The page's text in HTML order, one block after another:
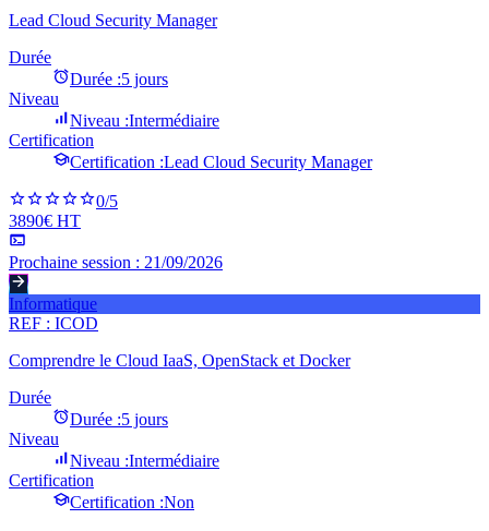
Lead Cloud Security Manager
Durée
Durée :5 jours
Niveau
Niveau :Intermédiaire
Certification
Certification :Lead Cloud Security Manager
0/5
3890€ HT
Prochaine session : 21/09/2026
Informatique
REF : ICOD
Comprendre le Cloud IaaS, OpenStack et Docker
Durée
Durée :5 jours
Niveau
Niveau :Intermédiaire
Certification
Certification :Non